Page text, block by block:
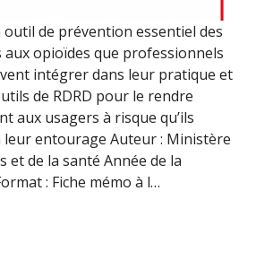
de prévention essentiel des
opioïdes que professionnels
intégrer dans leur pratique et
de RDRD pour le rendre
aux usagers à risque qu’ils
leur entourage Auteur : Ministère
et de la santé Année de la
: Fiche mémo à l…